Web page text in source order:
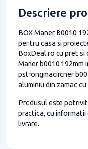
Descriere
BOX Maner B0010
pentru casa si
BoxDeal.ro cu pret
Maner b0010 192mm
pstrongmacircner
aluminiu din zamac
Produsul este
practica, cu
livrare.